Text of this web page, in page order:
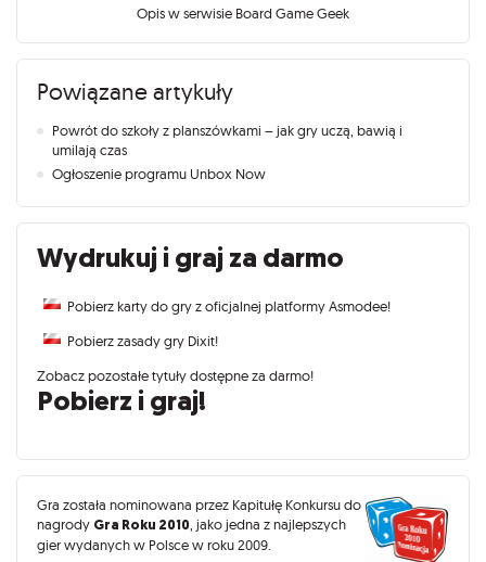
Opis w serwisie Board Game Geek
Powiązane artykuły
Powrót do szkoły z planszówkami – jak gry uczą, bawią i
umilają czas
Ogłoszenie programu Unbox Now
Wydrukuj i graj za darmo
Pobierz karty do gryz oficjalnej platformy Asmodee!
Pobierz zasady gry Dixit!
Zobacz pozostałe tytuły dostępne za darmo!
Pobierz i graj!
Gra została nominowana przez Kapitułę Konkursu do
nagrody Gra Roku 2010, jako jedna z najlepszych
gier wydanych w Polsce w roku 2009.